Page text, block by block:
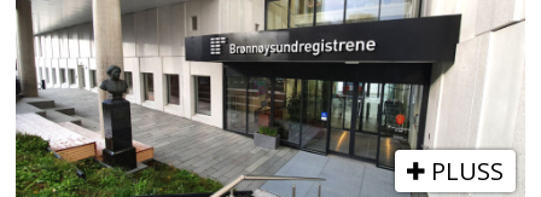
PLUSS